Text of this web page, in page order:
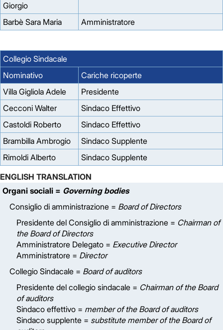
Giorgio
Barbè Sara Maria Amministratore
Collegio Sindacale
Nominativo
Cariche ricoperte
Villa Gigliola Adele
Presidente
Cecconi Walter
Sindaco Effettivo
Castoldi Roberto
Sindaco Effettivo
Brambilla Ambrogio
Sindaco Supplente
Rimoldi Alberto
Sindaco Supplente
ENGLISH TRANSLATION
Organi sociali = Governing bodies
Consiglio di amministrazione = Board of Directors
Presidente del Consiglio di amministrazione = Chairman of
the Board of Directors
Amministratore Delegato = Executive Director
Amministratore = Director
Collegio Sindacale = Board of auditors
Presidente del collegio sindacale = Chairman of the Board
of auditors
Sindaco effettivo = member of the Board of auditors
Sindaco supplente = substitute member of the Board of